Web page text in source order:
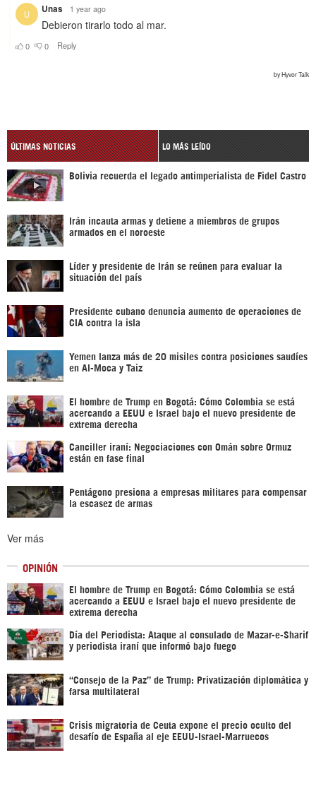
ÚLTIMAS NOTICIAS LO MÁS LEÍDO
Bolivia recuerda el legado antimperialista de Fidel Castro
Irán incauta armas y detiene a miembros de grupos
armados en el noroeste
Líder y presidente de Irán se reúnen para evaluar la
situación del país
Presidente cubano denuncia aumento de operaciones de
CIA contra la isla
Yemen lanza más de 20 misiles contra posiciones saudíes
en Al-Moca y Taiz
El hombre de Trump en Bogotá: Cómo Colombia se está
acercando a EEUU e Israel bajo el nuevo presidente de
extrema derecha
Canciller iraní: Negociaciones con Omán sobre Ormuz
están en fase final
Pentágono presiona a empresas militares para compensar
la escasez de armas
Ver más
OPINIÓN
El hombre de Trump en Bogotá: Cómo Colombia se está
acercando a EEUU e Israel bajo el nuevo presidente de
extrema derecha
Día del Periodista: Ataque al consulado de Mazar-e-Sharif
y periodista iraní que informó bajo fuego
“Consejo de la Paz” de Trump: Privatización diplomática y
farsa multilateral
Crisis migratoria de Ceuta expone el precio oculto del
desafío de España al eje EEUU-Israel-Marruecos